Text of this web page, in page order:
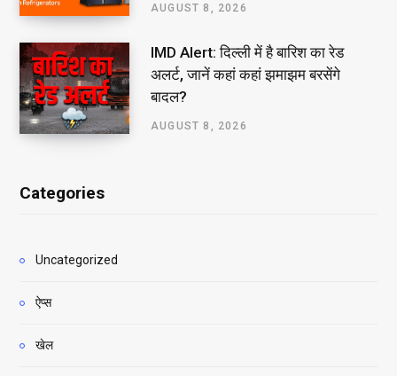
AUGUST 8, 2026
IMD Alert: दिल्ली में है बारिश का रेड
अलर्ट, जानें कहां कहां झमाझम बरसेंगे
बादल?
AUGUST 8, 2026
Categories
Uncategorized
ऐप्स
खेल